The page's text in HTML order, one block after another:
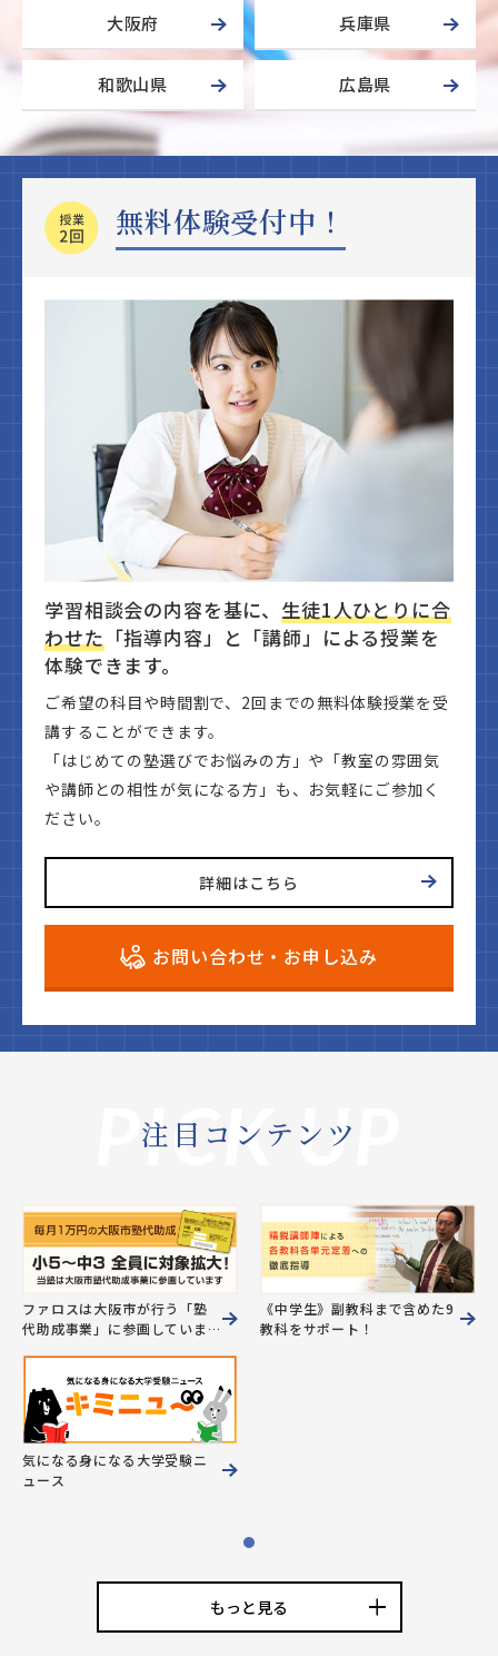
大阪府 兵庫県
和歌山県 広島県
無料体験受付中！
学習相談会の内容を基に、 生徒1人ひとりに合
わせた 「指導内容」と「講師」による授業を
体験できます。
ご希望の科目や時間割で、2回までの無料体験授業を受
講することができます。
「はじめての塾選びでお悩みの方」や「教室の雰囲気
や講師との相性が気になる方」も、お気軽にご参加く
ださい。
詳細はこちら
お問い合わせ・お申し込み
注目コンテンツ
PICK UP
ファロスは大阪市が行う「塾
代助成事業」に参画していま
《中学生》副教科まで含めた9
教科をサポート！
気になる身になる大学受験ニ
ュース
もっと見る